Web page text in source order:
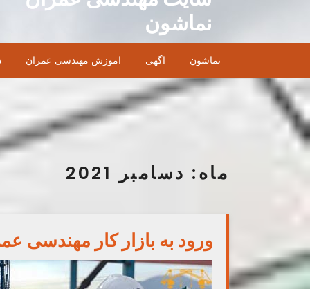
content
نماشون
نماشون اگهی اموزش مهندسی عمران
ماه: دسامبر 2021
ورود به بازار کار مهندسی